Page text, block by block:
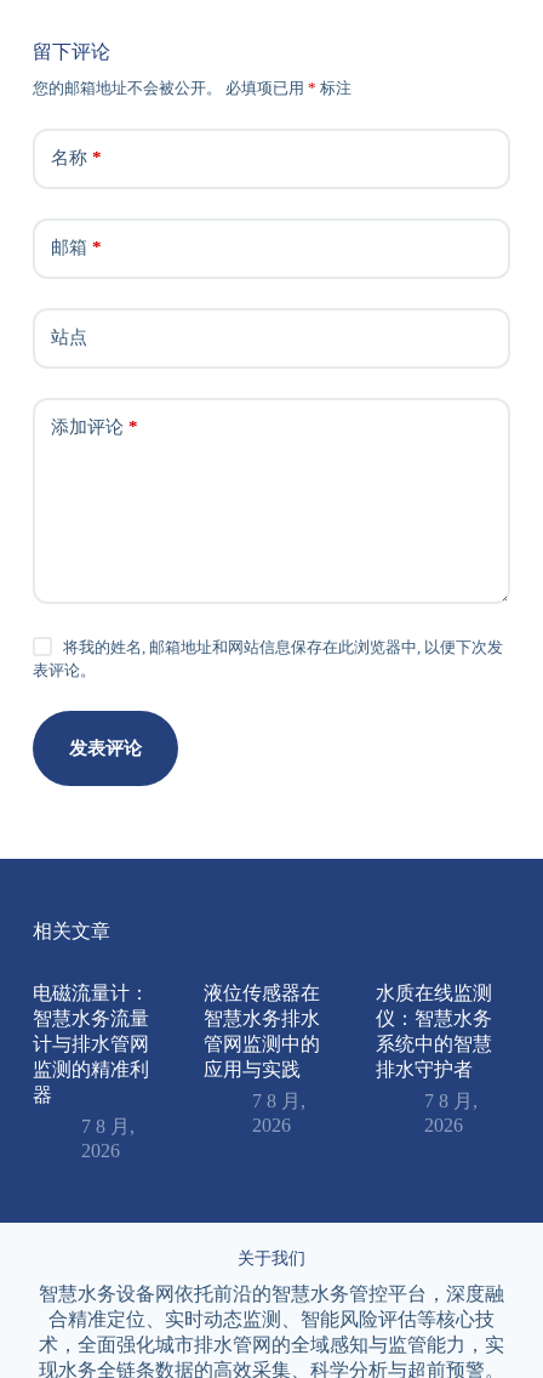
留下评论
您的邮箱地址不会被公开。 必填项已用 * 标注
名称*
邮箱 *
站点
添加评论*
将我的姓名, 邮箱地址和网站信息保存在此浏览器中, 以便下次发
表评论。
发表评论
相关文章
电磁流量计：
智慧水务流量
计与排水管网
监测的精准利
器
7 8 月,
2026
液位传感器在
智慧水务排水
管网监测中的
应用与实践
7 8 月,
2026
水质在线监测
仪：智慧水务
系统中的智慧
排水守护者
7 8 月,
2026
关于我们
智慧水务设备网依托前沿的智慧水务管控平台，深度融
合精准定位、实时动态监测、智能风险评估等核心技
术，全面强化城市排水管网的全域感知与监管能力，实
现水务全链条数据的高效采集、科学分析与超前预警。